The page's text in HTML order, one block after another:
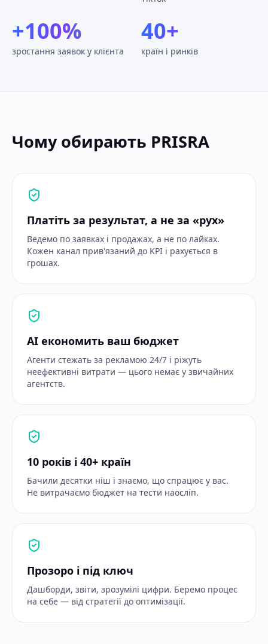
+100%
зростання заявок у клієнта
40+
країн і ринків
Чому обирають PRISRA
Платіть за результат, а не за «рух»
Ведемо по заявках і продажах, а не по лайках.
Кожен канал прив'язаний до KPI і рахується в
грошах.
AI економить ваш бюджет
Агенти стежать за рекламою 24/7 і ріжуть
неефективні витрати — цього немає у звичайних
агентств.
10 років і 40+ країн
Бачили десятки ніш і знаємо, що спрацює у вас.
Не витрачаємо бюджет на тести наосліп.
Прозоро і під ключ
Дашборди, звіти, зрозумілі цифри. Беремо процес
на себе — від стратегії до оптимізації.